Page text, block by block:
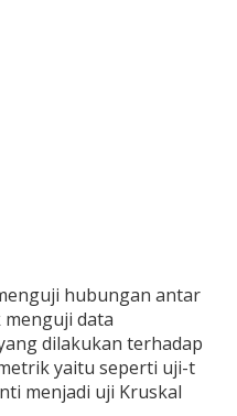
hubungan antar
data
dilakukan terhadap
yaitu seperti uji-t
menjadi uji Kruskal